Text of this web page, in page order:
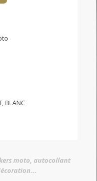
BLANC
moto, autocollant